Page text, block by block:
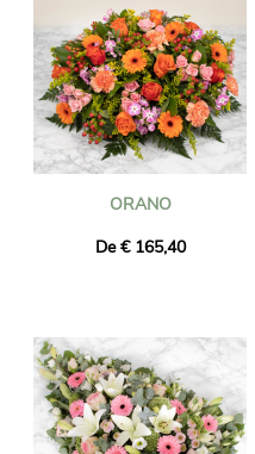
ORANO
De € 165,40